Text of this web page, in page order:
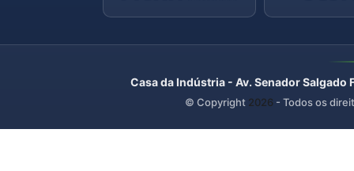
Casa da Indústria - Av. Senador
© Copyright 2026 - Todos os